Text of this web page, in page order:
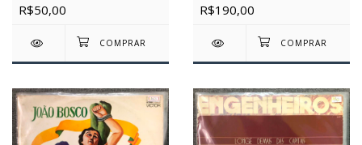
R$50,00 R$190,00